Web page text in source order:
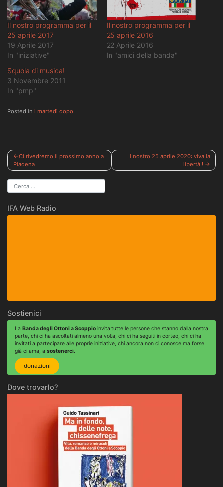
Il nostro programma per il
25 aprile 2017
19 Aprile 2017
In "iniziative"
Il nostro programma per il
25 aprile 2016
22 Aprile 2016
In "amici della banda"
Squola di musica!
3 Novembre 2011
In "pmp"
Posted in i martedì dopo
Navigazione
articoli
Ci rivedremo il prossimo anno a
Piadena
Il nostro 25 aprile 2020: viva la
libertà !
IFA Web Radio
Sostienici
La Banda degli Ottoni a Scoppio invita tutte le persone che stanno dalla nostra
parte, chi ci ha ascoltati almeno una volta, chi ci ha seguiti in corteo, chi ci ha
invitati a partecipare alle proprie iniziative, chi ancora non ci conosce ma forse
già ci ama, a sostenerci.
donazioni
Dove trovarlo?